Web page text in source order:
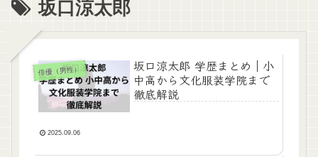
坂口涼太郎
俳優（男性）
坂口涼太郎 学歴まとめ｜小
中高から文化服装学院まで
徹底解説
2025.09.06